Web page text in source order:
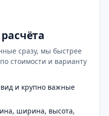
сразу, мы быстрее
стоимости и варианту
и крупно важные
ширина, высота,